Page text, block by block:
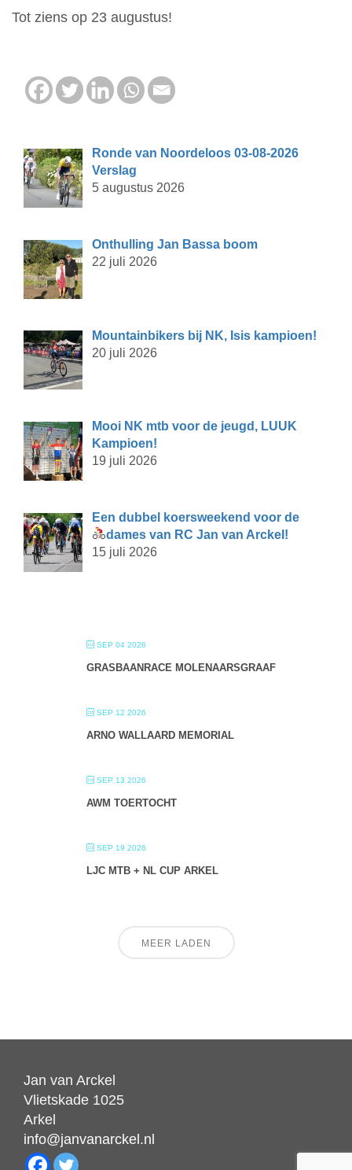
Tot ziens op 23 augustus!
Ronde van Noordeloos 03-08-2026
Verslag
5 augustus 2026
Onthulling Jan Bassa boom
22 juli 2026
Mountainbikers bij NK, Isis kampioen!
20 juli 2026
Mooi NK mtb voor de jeugd, LUUK
Kampioen!
19 juli 2026
Een dubbel koersweekend voor de
dames van RC Jan van Arckel!
15 juli 2026
SEP 04 2026
GRASBAANRACE MOLENAARSGRAAF
SEP 12 2026
ARNO WALLAARD MEMORIAL
SEP 13 2026
AWM TOERTOCHT
SEP 19 2026
LJC MTB + NL CUP ARKEL
MEER LADEN
Jan van Arckel
Vlietskade 1025
Arkel
info@janvanarckel.nl